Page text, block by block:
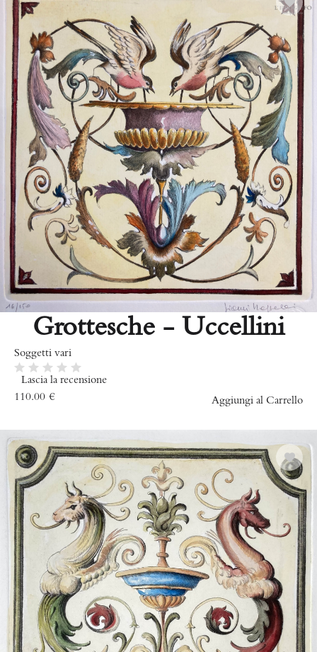
Grottesche - Uccellini
Soggetti vari
Lascia la recensione
€
110.00 Aggiungi al Carrello